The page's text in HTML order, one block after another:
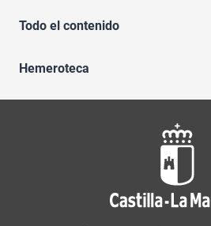
Todo el contenido
Hemeroteca